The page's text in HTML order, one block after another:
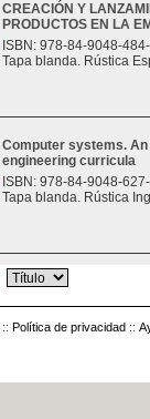
CREACIÓN Y
PRODUCTOS EN LA
ISBN: 978-84-9048-
Tapa blanda. Rústica
Computer systems.
engineering curricula
ISBN: 978-84-9048-
Tapa blanda. Rústica
:: Política de privacidad ::